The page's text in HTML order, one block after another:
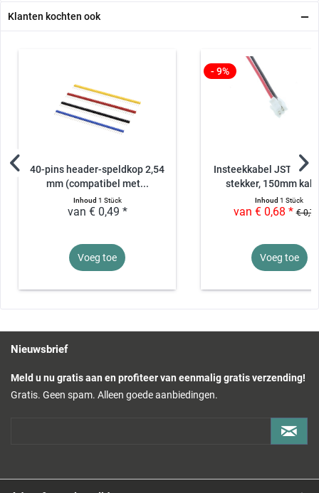
Klanten kochten ook
40-pins header-speldkop 2,54
mm (compatibel met...
Inhoud 1 Stück
van € 0,49 *
Voeg toe
- 9%
Insteekkabel JST
stekker, 150mm
Inhoud1 Stück
van € 0,68 * €
Voeg toe
Nieuwsbrief
Meld u nu gratis aan en profiteer van eenmalig gratis verzending!
Gratis. Geen spam. Alleen goede aanbiedingen.